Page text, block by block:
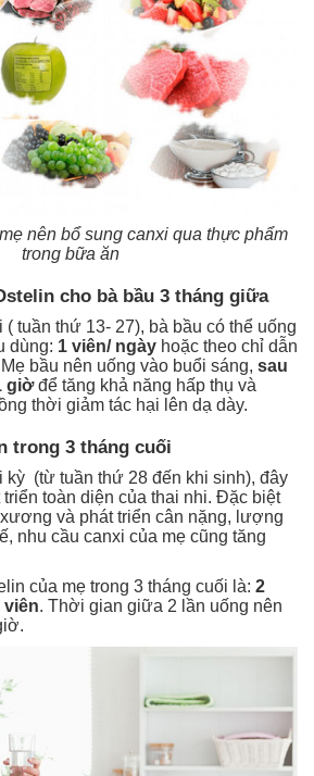
nên bổ sung canxi qua thực phẩm
trong bữa ăn
cho bà bầu 3 tháng giữa
tuần thứ 13- 27), bà bầu có thể uống
dùng: 1 viên/ ngày hoặc theo chỉ dẫn
bầu nên uống vào buổi sáng, sau
giờđể tăng khả năng hấp thụ và
thời giảm tác hại lên dạ dày.
trong 3 tháng cuối
kỳ (từ tuần thứ 28 đến khi sinh), đây
triển toàn diện của thai nhi. Đặc biệt
và phát triển cân nặng, lượng
nhu cầu canxi của mẹ cũng tăng
của mẹ trong 3 tháng cuối là: 2
viên. Thời gian giữa 2 lần uống nên